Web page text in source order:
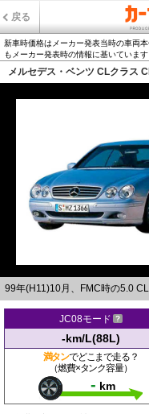
戻る
新車時価格はメーカー発表当時の車両
もメーカー発表時の情報に基いています
メルセデス・ベンツ CLクラス
99年(H11)10月、FMC時の5.0
JC08モード
-km/L(88L)
満タンでどこまで走る？
（燃費×タンク容量）
- km